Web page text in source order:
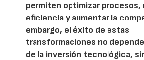
permiten optimizar procesos,
eficiencia y aumentar la
embargo, el éxito de estas
transformaciones no
de la inversión tecnológica,